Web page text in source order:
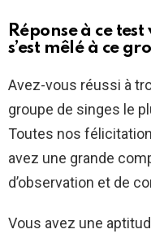
Réponse à ce
s’est mêlé à ce
Avez-vous réussi à
groupe de singes le
Toutes nos
avez une grande
d’observation et de
Vous avez une